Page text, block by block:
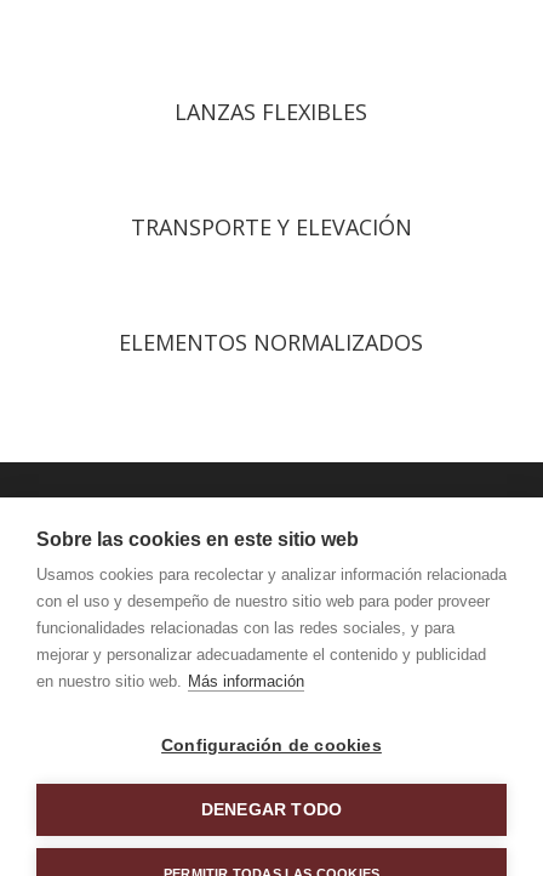
LANZAS FLEXIBLES
TRANSPORTE Y ELEVACIÓN
ELEMENTOS NORMALIZADOS
JANSEN MAQUINARIA
AVISO LEGAL Y PRIVACIDAD
KATEA Nº 5 BEASAIN 20200 GIPUZKOA TFNO: 943 88
Sobre las cookies en este sitio web
Usamos cookies para recolectar y analizar información relacionada
con el uso y desempeño de nuestro sitio web para poder proveer
funcionalidades relacionadas con las redes sociales, y para
mejorar y personalizar adecuadamente el contenido y publicidad
en nuestro sitio web. Más información
Configuración de cookies
DENEGAR TODO